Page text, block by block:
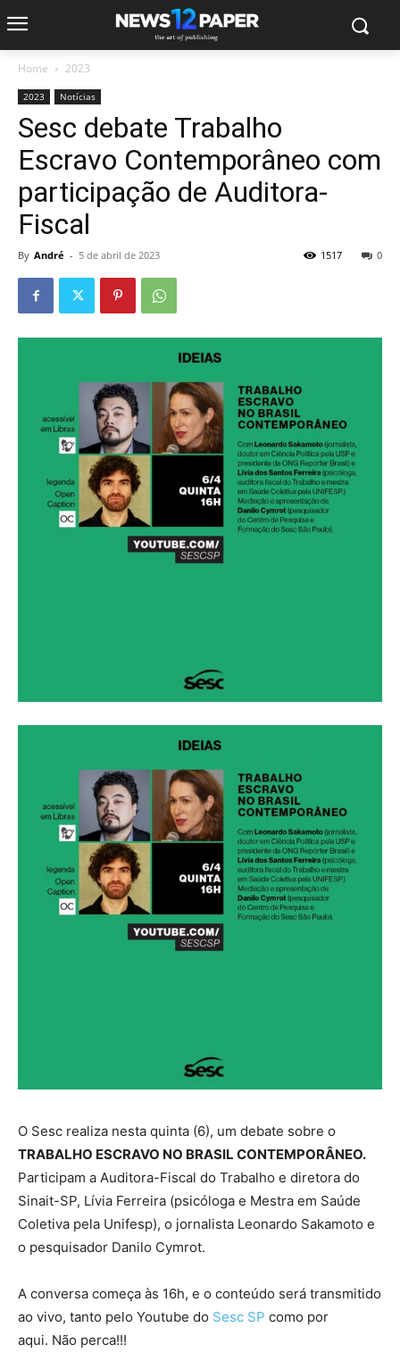
Home 2023
2023 Notícias
Sesc debate Trabalho
Escravo Contemporâneo com
participação de Auditora-
Fiscal
By André - 5 de abril de 2023 0
1517
O Sesc realiza nesta quinta (6), um debate sobre o
TRABALHO ESCRAVO NO BRASIL CONTEMPORÂNEO.
Participam a Auditora-Fiscal do Trabalho e diretora do
Sinait-SP, Lívia Ferreira (psicóloga e Mestra em Saúde
Coletiva pela Unifesp), o jornalista Leonardo Sakamoto e
o pesquisador Danilo Cymrot.
A conversa começa às 16h, e o conteúdo será transmitido
ao vivo, tanto pelo Youtube do Sesc SP como por
aqui. Não perca!!!